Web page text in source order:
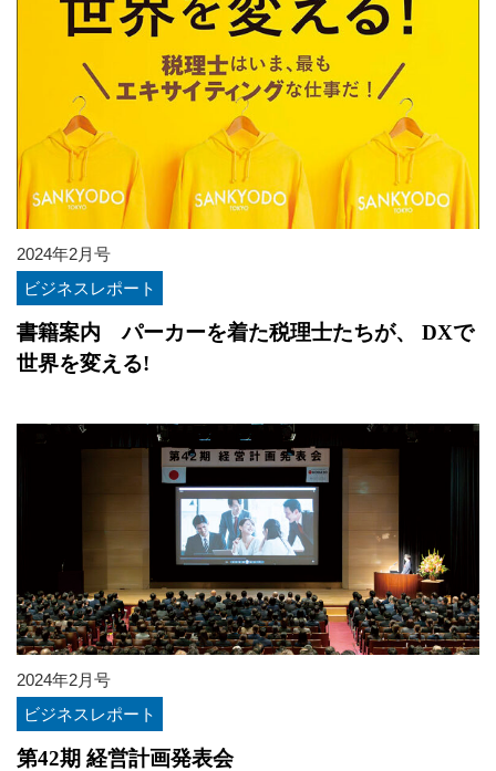
2024年2月号
ビジネスレポート
書籍案内 パーカーを着た税理士たちが、 DXで
世界を変える!
2024年2月号
ビジネスレポート
第42期 経営計画発表会